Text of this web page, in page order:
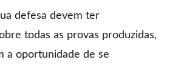
defesa devem ter
todas as provas produzidas,
a oportunidade de se